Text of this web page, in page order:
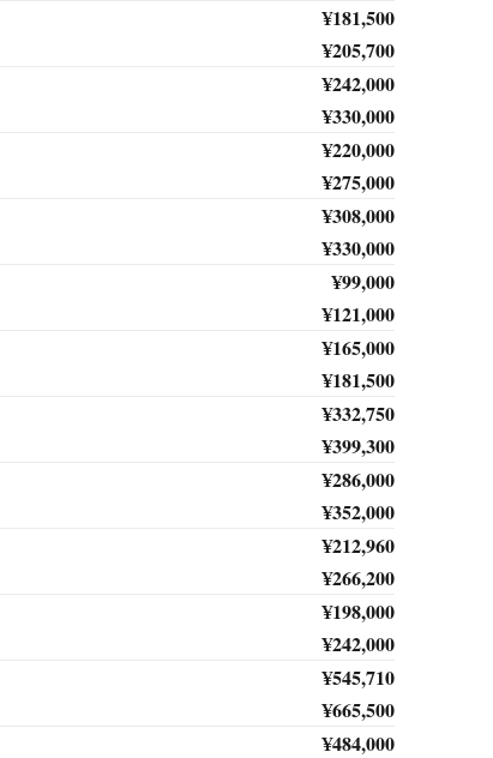
¥181,500
¥205,700
¥242,000
¥330,000
¥220,000
¥275,000
¥308,000
¥330,000
¥99,000
¥121,000
¥165,000
¥181,500
¥332,750
¥399,300
¥286,000
¥352,000
¥212,960
¥266,200
¥198,000
¥242,000
¥545,710
¥665,500
¥484,000